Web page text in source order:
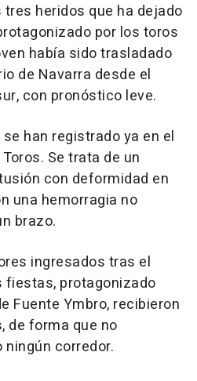
heridos que ha dejado
por los toros
había sido trasladado
de Navarra desde el
con pronóstico leve.
han registrado ya en el
Se trata de un
con deformidad en
una hemorragia no
brazo.
ingresados tras el
fiestas, protagonizado
Fuente Ymbro, recibieron
de forma que no
corredor.